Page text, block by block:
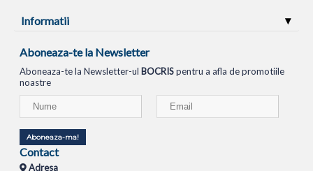
Informatii
Aboneaza-te la Newsletter
Aboneaza-te la Newsletter-ul BOCRISpentru a afla de promotiile
noastre
Aboneaza-ma!
Contact
Adresa